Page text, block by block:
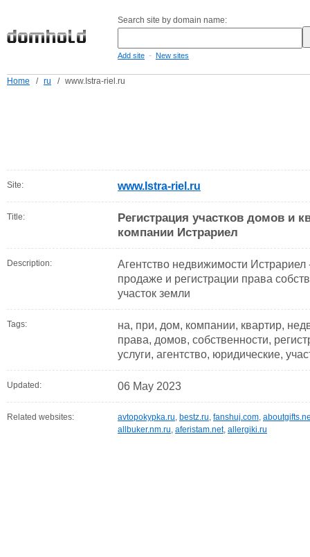
Search site by domain name:
Add site - New sites
Home / ru / www.Istra-riel.ru
Site: www.Istra-riel.ru
Title:
Регистрация участков домов и
компании Истрариел
Description:
Агентство недвижимости Истрариел
продаже и регистрации права
участок земли
Tags:
на, при, дом, компании, квартир,
права, домов, собственности,
услуги, агентство, юридические,
Updated: 06 May 2023
Related websites: avtopokypka.ru, bestz.ru, fanshuj.com,
allbuker.nm.ru, aferistam.net, allergiki.ru